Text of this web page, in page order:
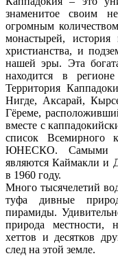
знаменитое своим
огромным
монастырей, история
христианства, и
нашей эры. Эта
находится в
Территория
Нигде, Аксарай,
Гёреме,
вместе с
список Всемирного
ЮНЕСКО. Самыми
являются Каймакли и
в 1960 году.
Много тысячелетий
туфа дивные
пирамиды.
природа местности,
хеттов и десятков
след на этой земле.